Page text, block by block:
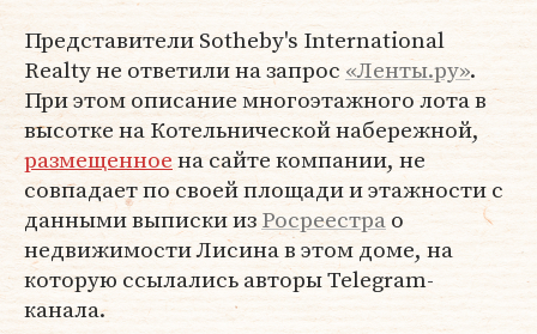
Представители Sotheby's International
Realty не ответили на запрос «Ленты.ру».
При этом описание многоэтажного лота в
высотке на Котельнической набережной,
размещенноена сайте компании, не
совпадает по своей площади и этажности с
данными выписки изРосреестрао
недвижимости Лисина в этом доме, на
которую ссылались авторы Telegram-
канала.